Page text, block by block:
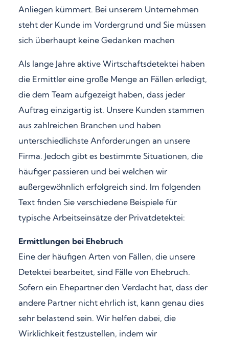
Anliegen kümmert. Bei unserem Unternehmen
steht der Kunde im Vordergrund und Sie müssen
sich überhaupt keine Gedanken machen
Als lange Jahre aktive Wirtschaftsdetektei haben
die Ermittler eine große Menge an Fällen erledigt,
die dem Team aufgezeigt haben, dass jeder
Auftrag einzigartig ist. Unsere Kunden stammen
aus zahlreichen Branchen und haben
unterschiedlichste Anforderungen an unsere
Firma. Jedoch gibt es bestimmte Situationen, die
häufiger passieren und bei welchen wir
außergewöhnlich erfolgreich sind. Im folgenden
Text finden Sie verschiedene Beispiele für
typische Arbeitseinsätze der Privatdetektei:
Ermittlungen bei Ehebruch
Eine der häufigen Arten von Fällen, die unsere
Detektei bearbeitet, sind Fälle von Ehebruch.
Sofern ein Ehepartner den Verdacht hat, dass der
andere Partner nicht ehrlich ist, kann genau dies
sehr belastend sein. Wir helfen dabei, die
Wirklichkeit festzustellen, indem wir